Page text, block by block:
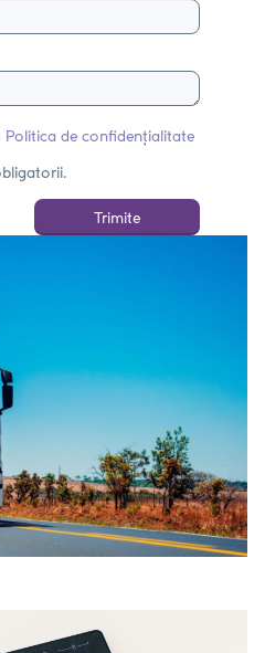
Politica de confidențialitate